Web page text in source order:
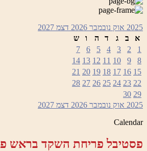
2025 אוק נובמבר 2026 דצמ 2027
א
ב ג ד ה ו
ש
1
2
3
4
5
6
7
8
9
10
11
12
13
14
15
16
17
18
19
20
21
22
23
24
25
26
27
28
29
30
2025 אוק נובמבר 2026 דצמ 2027
Calendar
פסטיבל פריחת השקד בראש